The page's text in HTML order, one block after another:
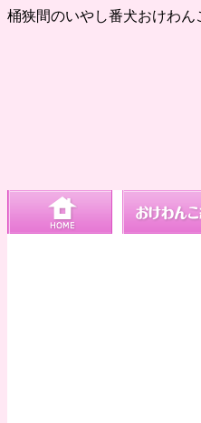
桶狭間のいやし番犬おけわん